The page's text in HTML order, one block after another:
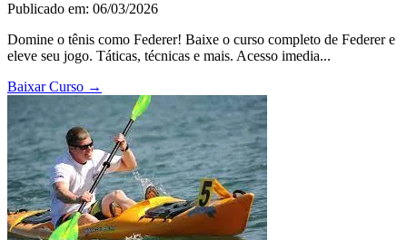
Publicado em: 06/03/2026
Domine o tênis como Federer! Baixe o curso completo de Federer e
eleve seu jogo. Táticas, técnicas e mais. Acesso imedia...
Baixar Curso →